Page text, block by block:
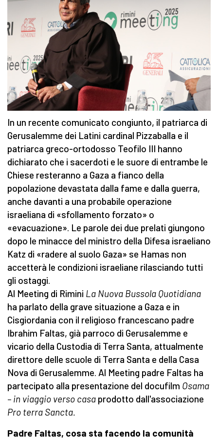
In un recente comunicato congiunto, il patriarca di
Gerusalemme dei Latini cardinal Pizzaballa e il
patriarca greco-ortodosso Teofilo III hanno
dichiarato che i sacerdoti e le suore di entrambe le
Chiese resteranno a Gaza a fianco della
popolazione devastata dalla fame e dalla guerra,
anche davanti a una probabile operazione
israeliana di «sfollamento forzato» o
«evacuazione». Le parole dei due prelati giungono
dopo le minacce del ministro della Difesa israeliano
Katz di «radere al suolo Gaza» se Hamas non
accetterà le condizioni israeliane rilasciando tutti
gli ostaggi.
Al Meeting di Rimini La Nuova Bussola Quotidiana
ha parlato della grave situazione a Gaza e in
Cisgiordania con il religioso francescano padre
Ibrahim Faltas, già parroco di Gerusalemme e
vicario della Custodia di Terra Santa, attualmente
direttore delle scuole di Terra Santa e della Casa
Nova di Gerusalemme. Al Meeting padre Faltas ha
partecipato alla presentazione del docufilm Osama
– in viaggio verso casa prodotto dall'associazione
Pro terra Sancta.
Padre Faltas, cosa sta facendo la comunità